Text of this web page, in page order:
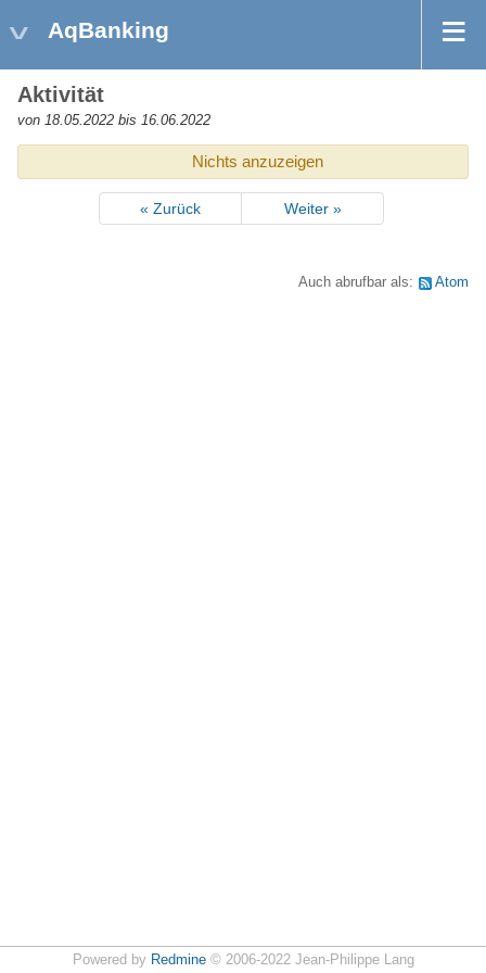
AqBanking
Aktivität
von 18.05.2022 bis 16.06.2022
Nichts anzuzeigen
« Zurück Weiter »
Auch abrufbar als: Atom
Powered by Redmine© 2006-2022 Jean-Philippe Lang